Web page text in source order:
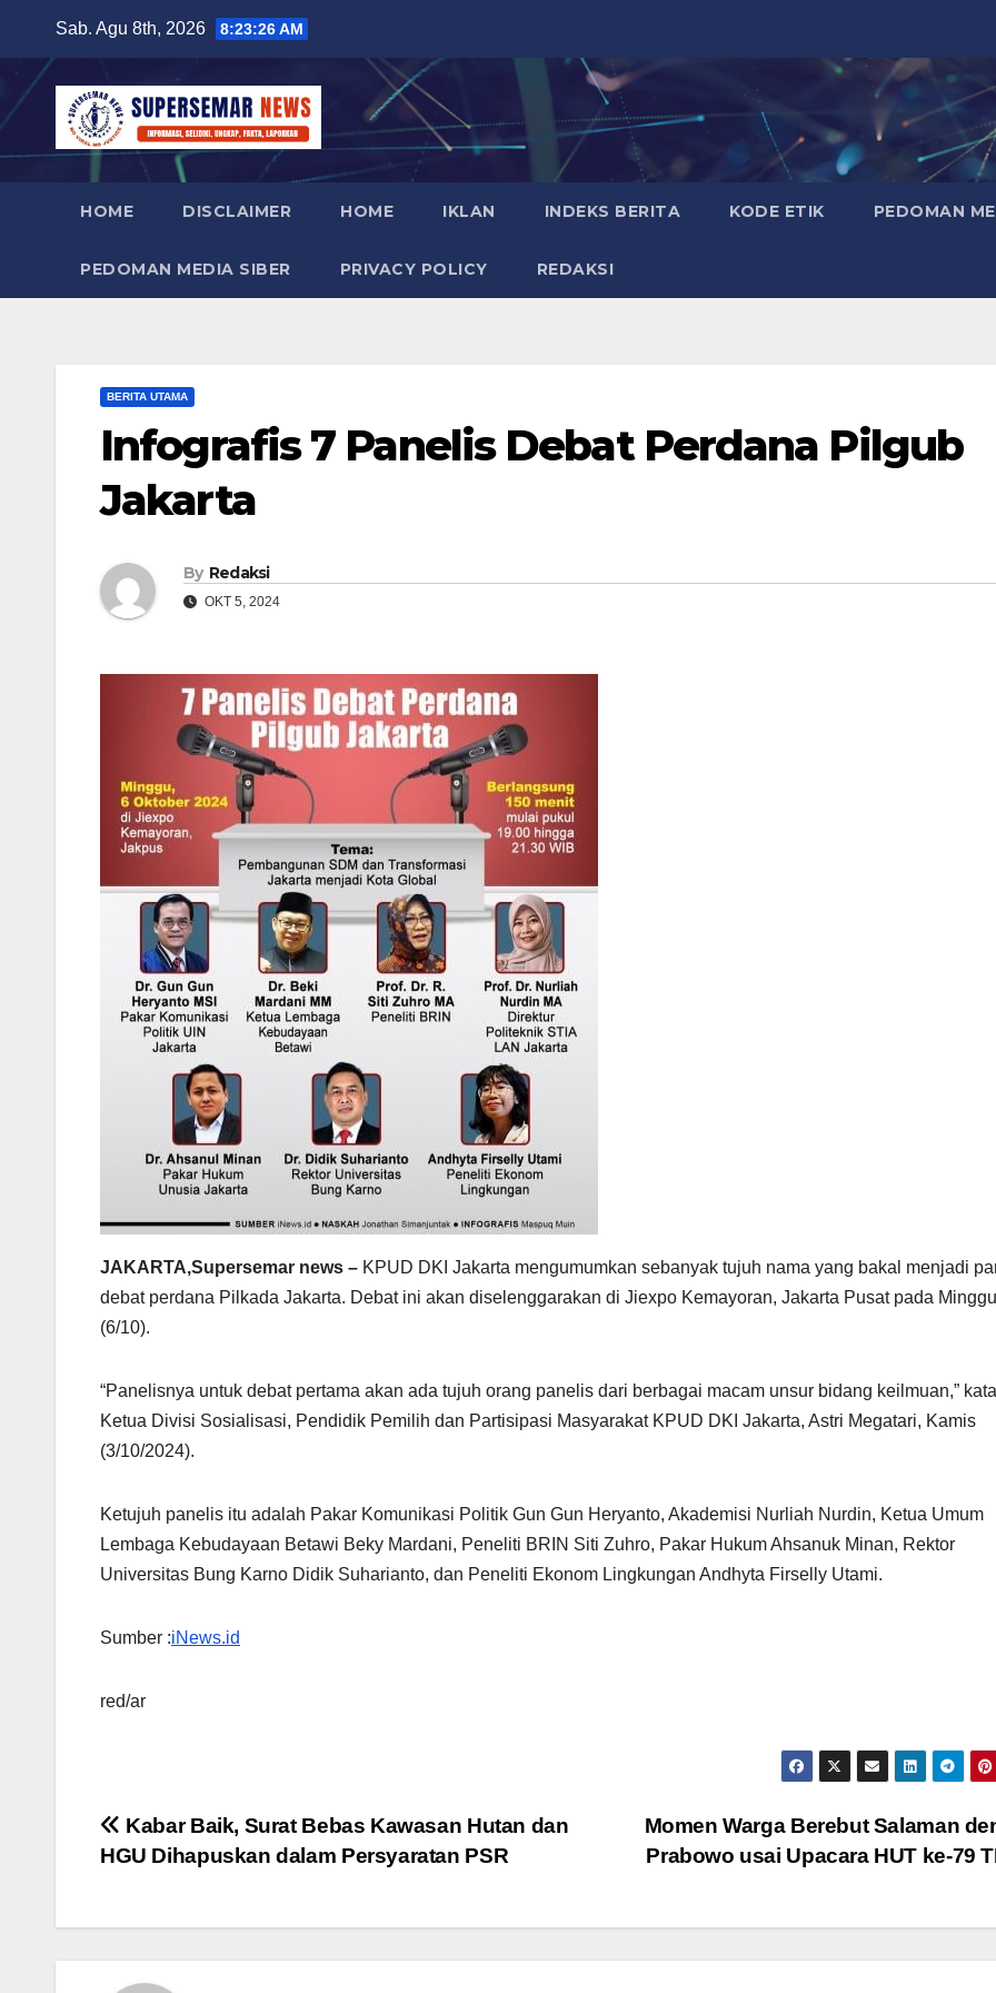
content
Sab. Agu 8th, 2026 8:23:27 AM
HOME DISCLAIMER HOME IKLAN INDEKS BERITA KODE ETIK PEDOMAN
PEDOMAN MEDIA SIBER PRIVACY POLICY REDAKSI
BERITA UTAMA
Infografis 7 Panelis Debat Perdana Pilgub
Jakarta
By Redaksi
OKT 5, 2024
JAKARTA,Supersemar news – KPUD DKI Jakarta mengumumkan sebanyak tujuh nama yang bakal menjadi
debat perdana Pilkada Jakarta. Debat ini akan diselenggarakan di Jiexpo Kemayoran, Jakarta Pusat pada Minggu
(6/10).
“Panelisnya untuk debat pertama akan ada tujuh orang panelis dari berbagai macam unsur bidang keilmuan,” kata
Ketua Divisi Sosialisasi, Pendidik Pemilih dan Partisipasi Masyarakat KPUD DKI Jakarta, Astri Megatari, Kamis
(3/10/2024).
Ketujuh panelis itu adalah Pakar Komunikasi Politik Gun Gun Heryanto, Akademisi Nurliah Nurdin, Ketua Umum
Lembaga Kebudayaan Betawi Beky Mardani, Peneliti BRIN Siti Zuhro, Pakar Hukum Ahsanuk Minan, Rektor
Universitas Bung Karno Didik Suharianto, dan Peneliti Ekonom Lingkungan Andhyta Firselly Utami.
Sumber :iNews.id
red/ar
Navigasi
Momen Warga Berebut Salaman
Prabowo usai Upacara HUT ke-79
Kabar Baik, Surat Bebas Kawasan Hutan dan
HGU Dihapuskan dalam Persyaratan PSR